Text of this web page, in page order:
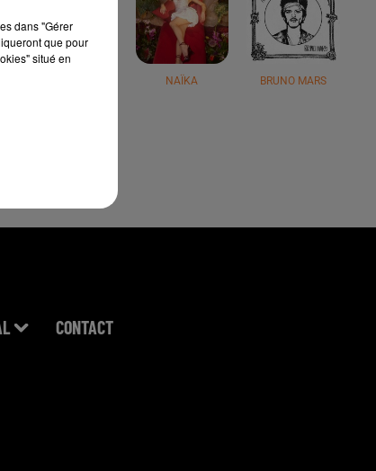
NAÏKA BRUNO MARS
CONTACT
dans "Gérer
que pour
situé en